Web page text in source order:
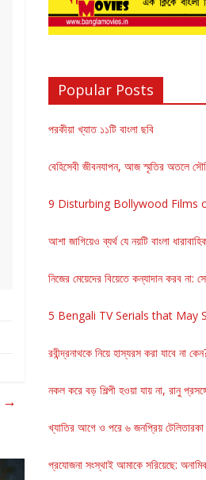
→
Popular Posts
পরকীয়া খ্যাত ১১টি বাংলা ছবি
বেহিসেবী জীবনযাপন, আজ স্মৃতির অতলে
9 Disturbing Bollywood Films
আশা জাগিয়েও ব্যর্থ যে নয়টি বাংলা
নিজের মেয়েদের বিয়েতে কন্যাদান করব না:
5 Bengali TV Serials that May
রবীন্দ্রনাথকে নিয়ে হাস্যরস করা যাবে না
নকল করে বড় শিল্পী হওয়া যায় না, রানু
খ্যাতির আগে ও পরে ৬ জনপ্রিয় টেলিতারকা
প্রযোজনা সংস্থাই আমাকে সরিয়েছে: